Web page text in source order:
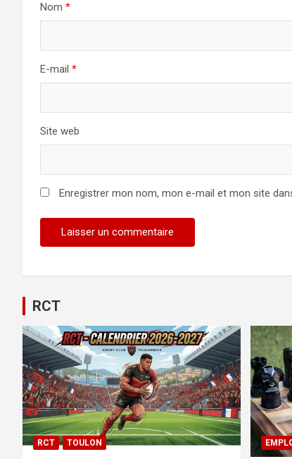
Nom *
E-mail *
Site web
Enregistrer mon nom, mon e-mail et mon site
RCT
RCT TOULON